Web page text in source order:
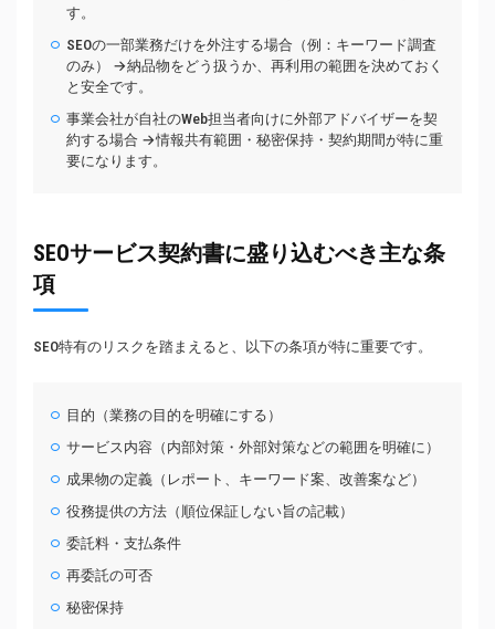
す。
SEOの一部業務だけを外注する場合（例：キーワード調査
のみ） →納品物をどう扱うか、再利用の範囲を決めておく
と安全です。
事業会社が自社のWeb担当者向けに外部アドバイザーを契
約する場合 →情報共有範囲・秘密保持・契約期間が特に重
要になります。
SEOサービス契約書に盛り込むべき主な条
項
SEO特有のリスクを踏まえると、以下の条項が特に重要です。
目的（業務の目的を明確にする）
サービス内容（内部対策・外部対策などの範囲を明確に）
成果物の定義（レポート、キーワード案、改善案など）
役務提供の方法（順位保証しない旨の記載）
委託料・支払条件
再委託の可否
秘密保持